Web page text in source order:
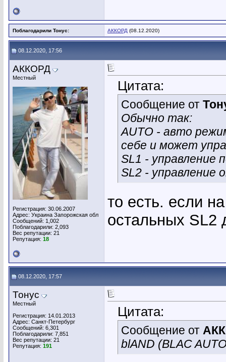
Поблагодарили Тонус: АККОРД (08.12.2020)
08.12.2020, 17:56
АККОРД
Местный
Регистрация: 30.06.2007
Адрес: Украина Запорожская обл
Сообщений: 1,002
Поблагодарили: 2,093
Вес репутации: 21
Репутация: 18
Цитата:
Сообщение от
Обычно так:
AUTO - авто
себе и может
SL1 - управление
SL2 - управление
то есть. если
остальных SL2
08.12.2020, 17:57
Тонус
Местный
Регистрация: 14.01.2013
Адрес: Санкт-Петербург
Сообщений: 6,301
Поблагодарили: 7,851
Вес репутации: 21
Репутация: 191
Цитата:
Сообщение от
blAND (BLAC